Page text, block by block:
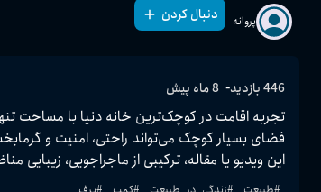
پروانه دنبال کردن
446بازدید- 8 ماه پیش
این ویدیو یا مقاله، ترکیبی از ماجراجویی، زیبایی مناظر برفی و زندگی